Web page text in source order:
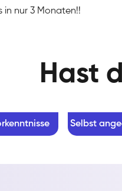
in nur 3 Monaten!!
Hast
Selbst